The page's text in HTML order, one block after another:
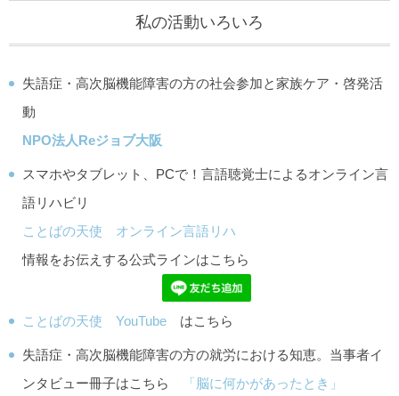
私の活動いろいろ
失語症・高次脳機能障害の方の社会参加と家族ケア・啓発活
動
NPO法人Reジョブ大阪
スマホやタブレット、PCで！言語聴覚士によるオンライン言
語リハビリ
ことばの天使 オンライン言語リハ
情報をお伝えする公式ラインはこちら
ことばの天使 YouTube はこちら
失語症・高次脳機能障害の方の就労における知恵。当事者イ
ンタビュー冊子はこちら
「脳に何かがあったとき」